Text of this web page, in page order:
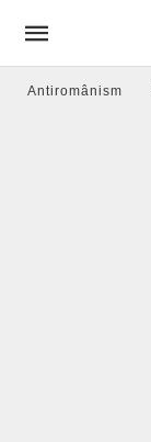
Antiromânism